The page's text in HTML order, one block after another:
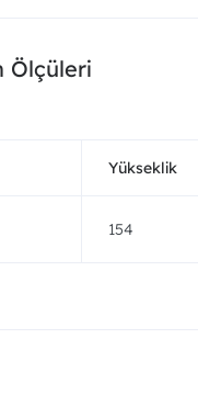
Ölçüleri
Yükseklik
154